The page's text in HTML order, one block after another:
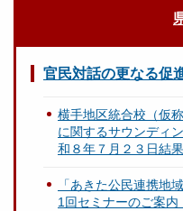
官民対話の更なる促
横手地区統合校（仮
に関するサウンディ
和８年７月２３日結果
「あきた公民連携地
1回セミナーのご案